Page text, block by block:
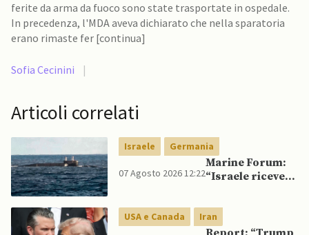
ferite da arma da fuoco sono state trasportate in ospedale.
In precedenza, l'MDA aveva dichiarato che nella sparatoria
erano rimaste fer [continua]
Sofia Cecinini |
Articoli correlati
Israele Germania
07 Agosto 2026 12:22
Marine Forum:
“Israele riceve
sottomarino INS
Drakon dopo 14
anni”
USA e Canada Iran